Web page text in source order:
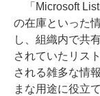
「Microsoft
の在庫といった
し、組織内で共
されていたリス
される雑多な情
まな用途に役立